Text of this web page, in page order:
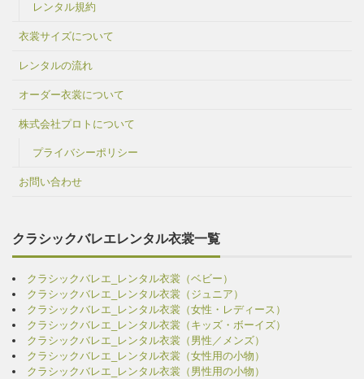
レンタル規約
衣裳サイズについて
レンタルの流れ
オーダー衣裳について
株式会社プロトについて
プライバシーポリシー
お問い合わせ
クラシックバレエレンタル衣裳一覧
クラシックバレエ_レンタル衣裳（ベビー）
クラシックバレエ_レンタル衣裳（ジュニア）
クラシックバレエ_レンタル衣裳（女性・レディース）
クラシックバレエ_レンタル衣裳（キッズ・ボーイズ）
クラシックバレエ_レンタル衣裳（男性／メンズ）
クラシックバレエ_レンタル衣裳（女性用の小物）
クラシックバレエ_レンタル衣裳（男性用の小物）